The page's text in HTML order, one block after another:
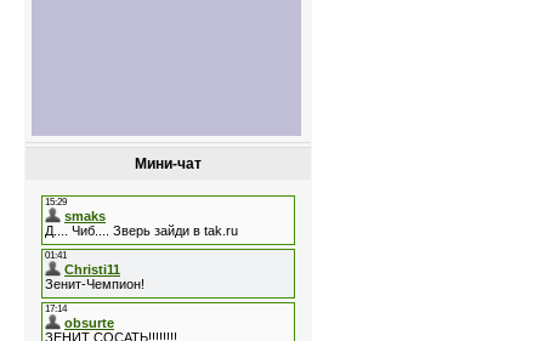
Мини-чат